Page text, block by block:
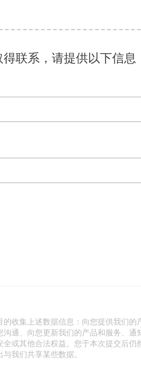
联系，请提供以下信息
的收集上述数据信息：向您提供我们的
沟通、向您更新我们的产品和服务、通
全或其他合法权益。您于本次提交后仍
我们共享某些数据。